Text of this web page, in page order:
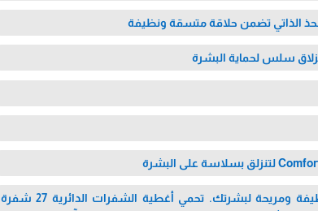
سلس لحماية البشرة
احصل على حلاقة نظيفة ومريحة لبشرتك. تحمي أغطية الشفرات الدائرية 27 شفرة